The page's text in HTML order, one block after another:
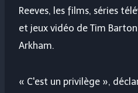
Reeves, les films, séries
et jeux vidéo de Tim
Arkham.
« C'est un privilège »,